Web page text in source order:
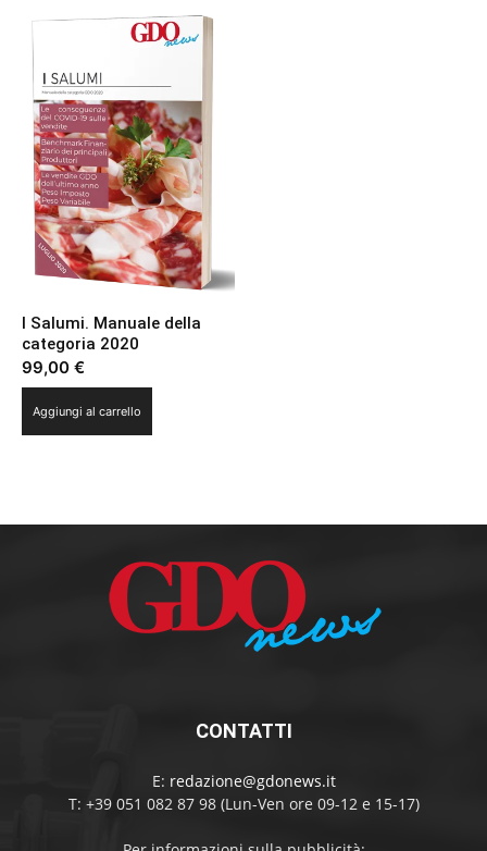
I Salumi. Manuale della
categoria 2020
99,00 €
Aggiungi al carrello
CONTATTI
E: redazione@gdonews.it
T: +39 051 082 87 98 (Lun-Ven ore 09-12 e 15-17)